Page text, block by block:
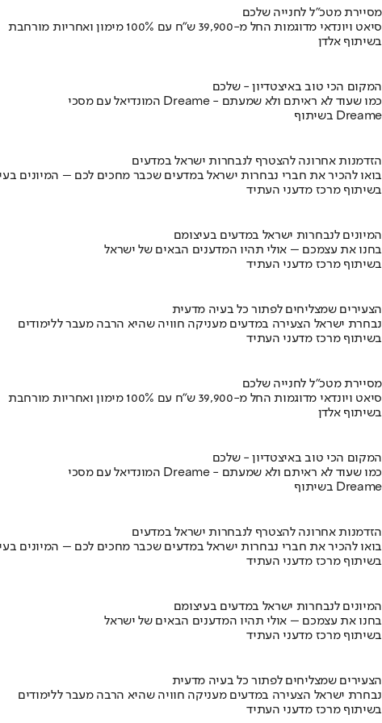
מסיירת מטכ"ל לחנייה שלכם
סיאט ויונדאי מדוגמות החל מ-39,900 ש״ח עם 100% מימון ואחריות מורחבת
בשיתוף אלדן
המקום הכי טוב באיצטדיון - שלכם
המונדיאל עם מסכי Dreame - כמו שעוד לא ראיתם ולא שמעתם
בשיתוף Dreame
הזדמנות אחרונה להצטרף לנבחרות ישראל במדעים
בואו להכיר את חברי נבחרות ישראל במדעים שכבר מחכים לכם – המיונים
בשיתוף מרכז מדעני העתיד
המיונים לנבחרות ישראל במדעים בעיצומם
בחנו את עצמכם – אולי תהיו המדענים הבאים של ישראל
בשיתוף מרכז מדעני העתיד
הצעירים שמצליחים לפתור כל בעיה מדעית
נבחרת ישראל הצעירה במדעים מעניקה חוויה שהיא הרבה מעבר ללימודים
בשיתוף מרכז מדעני העתיד
מסיירת מטכ"ל לחנייה שלכם
סיאט ויונדאי מדוגמות החל מ-39,900 ש״ח עם 100% מימון ואחריות מורחבת
בשיתוף אלדן
המקום הכי טוב באיצטדיון - שלכם
המונדיאל עם מסכי Dreame - כמו שעוד לא ראיתם ולא שמעתם
בשיתוף Dreame
הזדמנות אחרונה להצטרף לנבחרות ישראל במדעים
בואו להכיר את חברי נבחרות ישראל במדעים שכבר מחכים לכם – המיונים
בשיתוף מרכז מדעני העתיד
המיונים לנבחרות ישראל במדעים בעיצומם
בחנו את עצמכם – אולי תהיו המדענים הבאים של ישראל
בשיתוף מרכז מדעני העתיד
הצעירים שמצליחים לפתור כל בעיה מדעית
נבחרת ישראל הצעירה במדעים מעניקה חוויה שהיא הרבה מעבר ללימודים
בשיתוף מרכז מדעני העתיד